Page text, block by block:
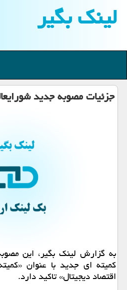
لینك بگیر
جزئیات مصوبه جدید
به گزارش لینک بگیر، این
کمیته ای جدید با عنوان
اقتصاد دیجیتال» تاکید دارد.